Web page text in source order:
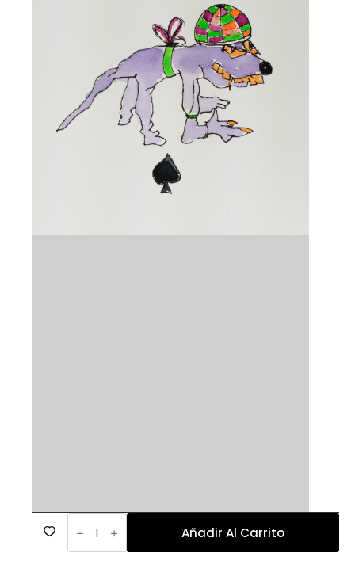
623
cantidad Añadir Al Carrito